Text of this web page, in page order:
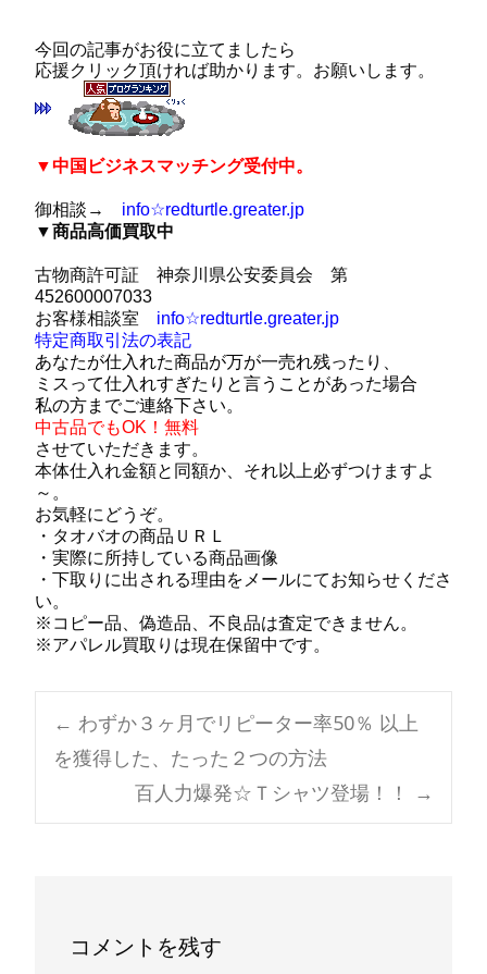
今回の記事がお役に立てましたら
応援クリック頂ければ助かります。お願いします。
▼中国ビジネスマッチング受付中。
御相談→ info☆redturtle.greater.jp
▼商品高価買取中
古物商許可証 神奈川県公安委員会 第
452600007033
お客様相談室 info☆redturtle.greater.jp
特定商取引法の表記
あなたが仕入れた商品が万が一売れ残ったり、
ミスって仕入れすぎたりと言うことがあった場合
私の方までご連絡下さい。
中古品でもOK！ 無料
させていただきます。
本体仕入れ金額と 同額か、それ以上必ずつけますよ
～。
お気軽にどうぞ。
・タオバオの商品ＵＲＬ
・実際に所持している商品画像
・下取りに出される理由をメールにてお知らせくださ
い。
※コピー品、偽造品、不良品は査定できません。
※アパレル買取りは現在保留中です。
Post
navigation
← わずか３ヶ月でリピーター率50％ 以上
を獲得した、たった２つの方法
百人力爆発☆Ｔシャツ登場！！
→
コメントを残す